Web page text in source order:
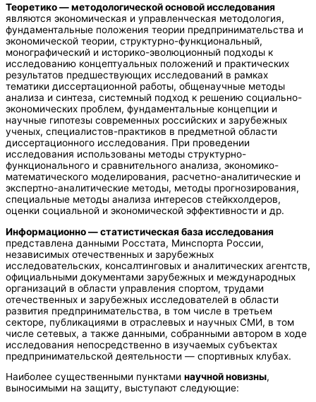
Теоретико — методологической основой исследования
являются экономическая и управленческая методология,
фундаментальные положения теории предпринимательства и
экономической теории, структурно-функциональный,
монографический и историко-эволюционный подходы к
исследованию концептуальных положений и практических
результатов предшествующих исследований в рамках
тематики диссертационной работы, общенаучные методы
анализа и синтеза, системный подход к решению социально-
экономических проблем, фундаментальные концепции и
научные гипотезы современных российских и зарубежных
ученых, специалистов-практиков в предметной области
диссертационного исследования. При проведении
исследования использованы методы структурно-
функционального и сравнительного анализа, экономико-
математического моделирования, расчетно-аналитические и
экспертно-аналитические методы, методы прогнозирования,
специальные методы анализа интересов стейкхолдеров,
оценки социальной и экономической эффективности и др.
Информационно — статистическая база исследования
представлена данными Росстата, Минспорта России,
независимых отечественных и зарубежных
исследовательских, консалтинговых и аналитических агентств,
официальными документами зарубежных и международных
организаций в области управления спортом, трудами
отечественных и зарубежных исследователей в области
развития предпринимательства, в том числе в третьем
секторе, публикациями в отраслевых и научных СМИ, в том
числе сетевых, а также данными, собранными автором в ходе
исследования непосредственно в изучаемых субъектах
предпринимательской деятельности — спортивных клубах.
Наиболее существенными пунктами научной новизны,
выносимыми на защиту, выступают следующие: